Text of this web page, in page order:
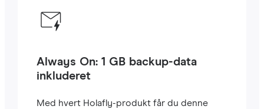
Always On: 1 GB backup-data
inkluderet
Med hvert Holafly-produkt får du denne